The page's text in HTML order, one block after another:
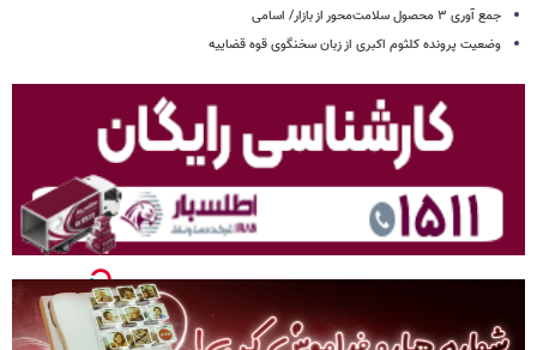
جمع آوری ۳ محصول سلامت‌محور از بازار/ اسامی
وضعیت پرونده کلثوم اکبری از زبان سخنگوی قوه قضاییه